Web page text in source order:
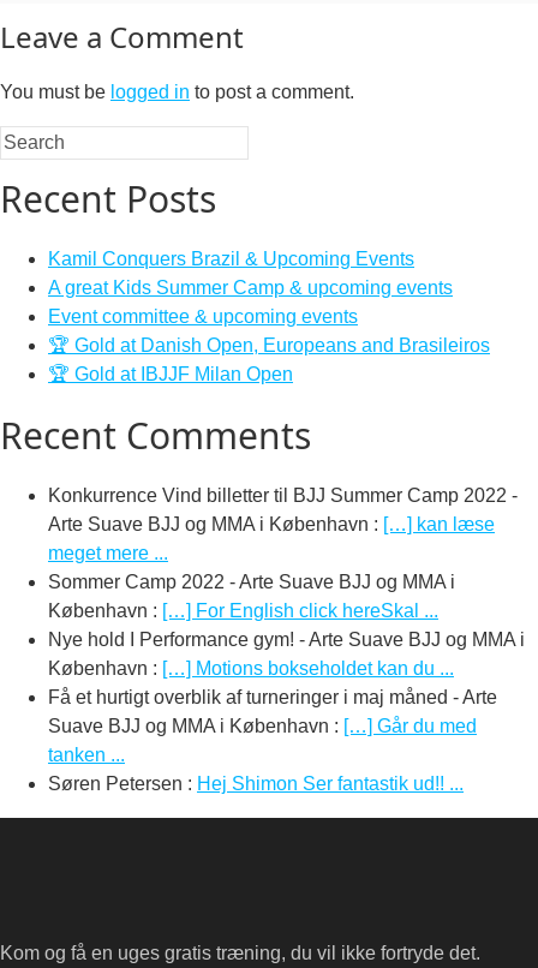
Leave a Comment
You must be logged in to post a comment.
Recent Posts
Kamil Conquers Brazil & Upcoming Events
A great Kids Summer Camp & upcoming events
Event committee & upcoming events
🏆 Gold at Danish Open, Europeans and Brasileiros
🏆 Gold at IBJJF Milan Open
Recent Comments
Konkurrence Vind billetter til BJJ Summer Camp 2022 -
Arte Suave BJJ og MMA i København : […] kan læse
meget mere ...
Sommer Camp 2022 - Arte Suave BJJ og MMA i
København : […] For English click hereSkal ...
Nye hold I Performance gym! - Arte Suave BJJ og MMA i
København : […] Motions bokseholdet kan du ...
Få et hurtigt overblik af turneringer i maj måned - Arte
Suave BJJ og MMA i København : […] Går du med
tanken ...
Søren Petersen : Hej Shimon Ser fantastik ud!! ...
Kom og få en uges gratis træning, du vil ikke fortryde det.